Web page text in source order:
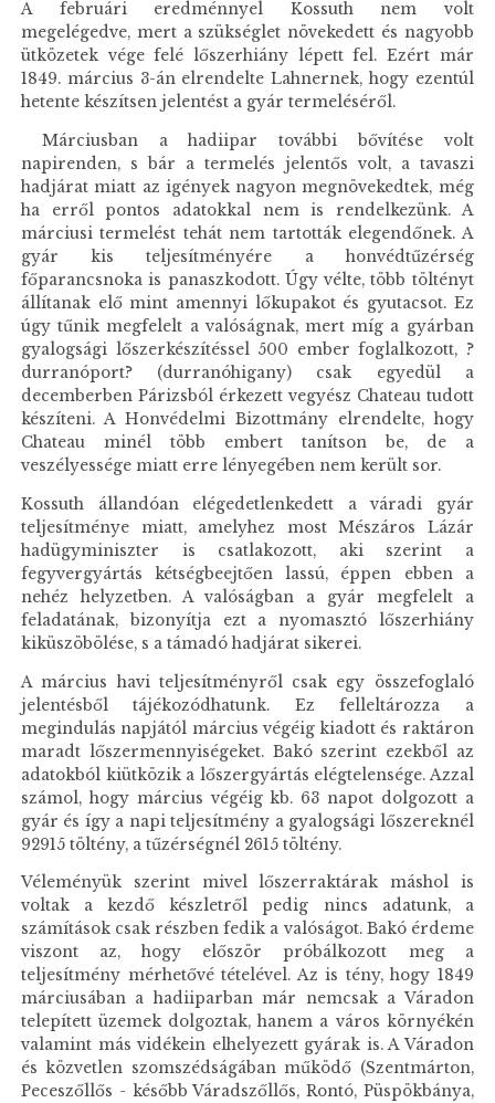
A februári eredménnyel Kossuth nem volt
megelégedve, mert a szükséglet növekedett és nagyobb
ütközetek vége felé lőszerhiány lépett fel. Ezért már
1849. március 3-án elrendelte Lahnernek, hogy ezentúl
hetente készítsen jelentést a gyár termeléséről.
Márciusban a hadiipar további bővítése volt
napirenden, s bár a termelés jelentős volt, a tavaszi
hadjárat miatt az igények nagyon megnövekedtek, még
ha erről pontos adatokkal nem is rendelkezünk. A
márciusi termelést tehát nem tartották elegendőnek. A
gyár kis teljesítményére a honvédtűzérség
főparancsnoka is panaszkodott. Úgy vélte, több töltényt
állítanak elő mint amennyi lőkupakot és gyutacsot. Ez
úgy tűnik megfelelt a valóságnak, mert míg a gyárban
gyalogsági lőszerkészítéssel 500 ember foglalkozott, ?
durranóport? (durranóhigany) csak egyedül a
decemberben Párizsból érkezett vegyész Chateau tudott
készíteni. A Honvédelmi Bizottmány elrendelte, hogy
Chateau minél több embert tanítson be, de a
veszélyessége miatt erre lényegében nem került sor.
Kossuth állandóan elégedetlenkedett a váradi gyár
teljesítménye miatt, amelyhez most Mészáros Lázár
hadügyminiszter is csatlakozott, aki szerint a
fegyvergyártás kétségbeejtően lassú, éppen ebben a
nehéz helyzetben. A valóságban a gyár megfelelt a
feladatának, bizonyítja ezt a nyomasztó lőszerhiány
kiküszöbölése, s a támadó hadjárat sikerei.
A március havi teljesítményről csak egy összefoglaló
jelentésből tájékozódhatunk. Ez felleltározza a
megindulás napjától március végéig kiadott és raktáron
maradt lőszermennyiségeket. Bakó szerint ezekből az
adatokból kiütközik a lőszergyártás elégtelensége. Azzal
számol, hogy március végéig kb. 63 napot dolgozott a
gyár és így a napi teljesítmény a gyalogsági lőszereknél
92915 töltény, a tűzérségnél 2615 töltény.
Véleményük szerint mivel lőszerraktárak máshol is
voltak a kezdő készletről pedig nincs adatunk, a
számítások csak részben fedik a valóságot. Bakó érdeme
viszont az, hogy először próbálkozott meg a
teljesítmény mérhetővé tételével. Az is tény, hogy 1849
márciusában a hadiiparban már nemcsak a Váradon
telepített üzemek dolgoztak, hanem a város környékén
valamint más vidékein elhelyezett gyárak is. A Váradon
és közvetlen szomszédságában működő (Szentmárton,
Peceszőllős - később Váradszőllős, Rontó, Püspökbánya,